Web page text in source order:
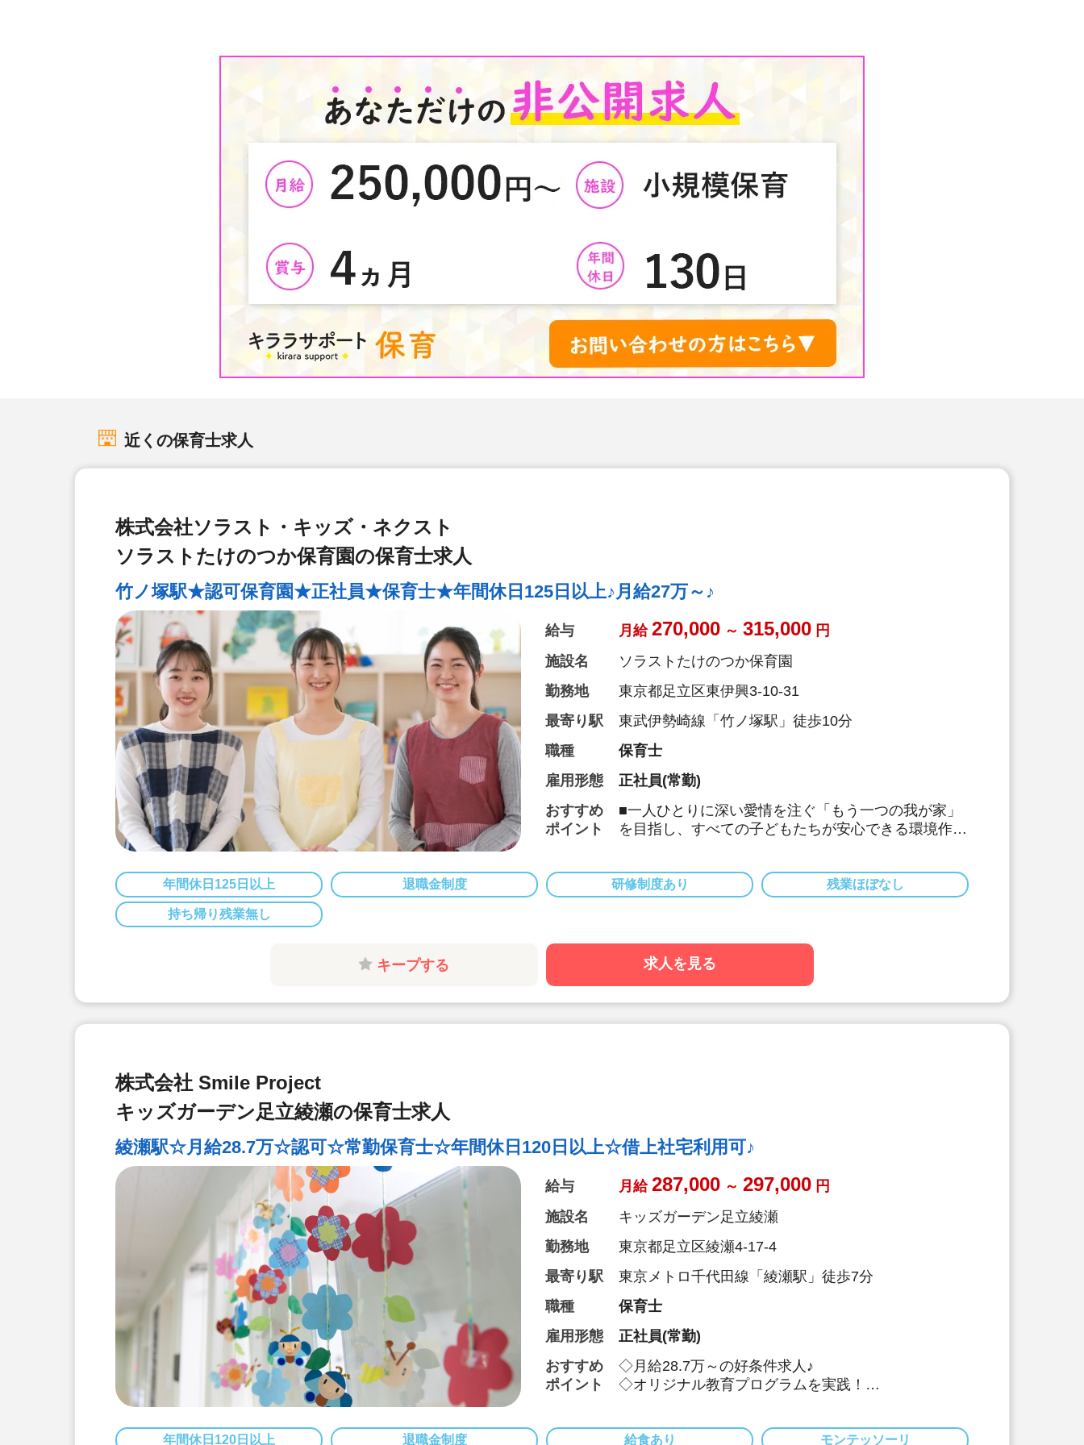
近くの保育士求人
株式会社ソラスト・キッズ・ネクスト
ソラストたけのつか保育園の保育士求人
竹ノ塚駅★認可保育園★正社員★保育士★年間休日125日以上♪月給27万～♪
給与 月給 270,000 ～ 315,000 円
施設名
ソラストたけのつか保育園
勤務地
東京都足立区東伊興3-10-31
最寄り駅
東武伊勢崎線「竹ノ塚駅」徒歩10分
職種
保育士
雇用形態
正社員(常勤)
おすすめ
ポイント
■一人ひとりに深い愛情を注ぐ「もう一つの我が家」
を目指し、すべての子どもたちが安心できる環境作り
■入社月より初年度分の有給休暇10日を付与します！
■大手安定企業♪福利厚生も充実♪
■20代～70代まで幅広い年齢層でどのライフイベント
年間休日125日以上 退職金制度 研修制度あり 残業ほぼなし
持ち帰り残業無し
キープする 求人を見る
株式会社 Smile Project
キッズガーデン足立綾瀬の保育士求人
綾瀬駅☆月給28.7万☆認可☆常勤保育士☆年間休日120日以上☆借上社宅利用可♪
給与 月給 287,000 ～ 297,000 円
施設名
キッズガーデン足立綾瀬
勤務地
東京都足立区綾瀬4-17-4
最寄り駅
東京メトロ千代田線「綾瀬駅」徒歩7分
職種
保育士
雇用形態
正社員(常勤)
おすすめ
ポイント
◇月給28.7万～の好条件求人♪
◇オリジナル教育プログラムを実践！
他、先生のアイデアをもとに新しいプログラムを実施
年間休日120日以上 退職金制度 給食あり モンテッソーリ